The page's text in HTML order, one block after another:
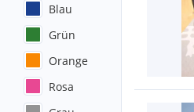
Blau
Grün
Orange
Rosa